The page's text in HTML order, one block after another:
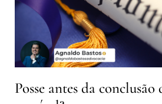
Posse antes da conclusão